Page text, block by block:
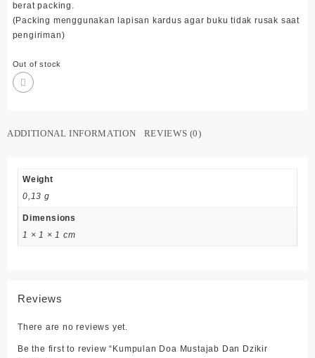
berat packing.
(Packing menggunakan lapisan kardus agar buku tidak rusak saat
pengiriman)
Out of stock
ADDITIONAL INFORMATION REVIEWS (0)
Weight
0,13 g
Dimensions
1 × 1 × 1 cm
Reviews
There are no reviews yet.
Be the first to review “Kumpulan Doa Mustajab Dan Dzikir